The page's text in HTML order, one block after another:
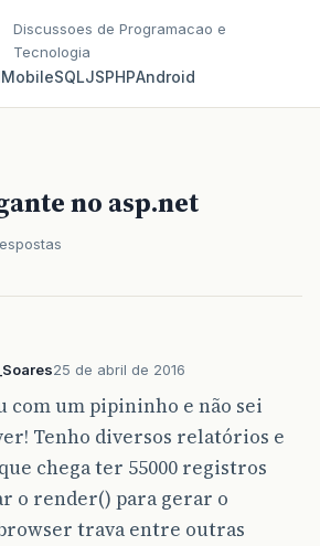
Discussoes de Programacao e
Tecnologia
MobileSQLJSPHPAndroid
no asp.net
25 de abril de 2016
com um pipininho e não sei
Tenho diversos relatórios e
chega ter 55000 registros
o render() para gerar o
trava entre outras